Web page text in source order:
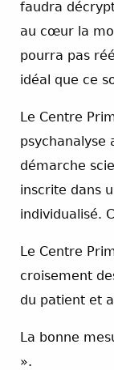
faudra
au cœur la
pourra pas
idéal que ce
Le Centre
psychanalyse
démarche
inscrite dans
individualisé.
Le Centre
croisement
du patient et
La bonne
».